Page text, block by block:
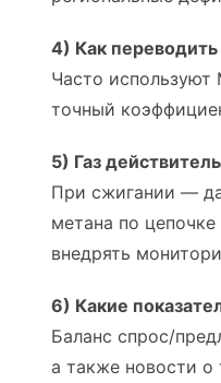
4) Как
Часто
точный
5) Газ
При сжигании —
метана по
внедрять
6) Какие
Баланс спрос/
а также новости о